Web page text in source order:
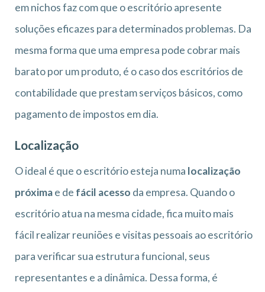
em nichos faz com que o escritório apresente
soluções eficazes para determinados problemas. Da
mesma forma que uma empresa pode cobrar mais
barato por um produto, é o caso dos escritórios de
contabilidade que prestam serviços básicos, como
pagamento de impostos em dia.
Localização
O ideal é que o escritório esteja numa localização
próximae de fácil acesso da empresa. Quando o
escritório atua na mesma cidade, fica muito mais
fácil realizar reuniões e visitas pessoais ao escritório
para verificar sua estrutura funcional, seus
representantes e a dinâmica. Dessa forma, é